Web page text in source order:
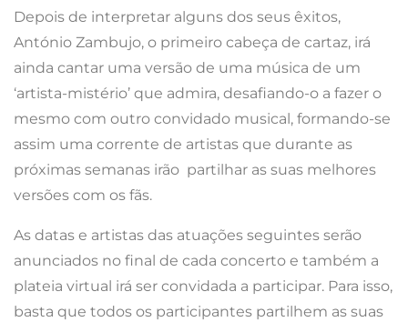
Depois de interpretar alguns dos seus êxitos,
António Zambujo, o primeiro cabeça de cartaz, irá
ainda cantar uma versão de uma música de um
‘artista-mistério’ que admira, desafiando-o a fazer o
mesmo com outro convidado musical, formando-se
assim uma corrente de artistas que durante as
próximas semanas irão partilhar as suas melhores
versões com os fãs.
As datas e artistas das atuações seguintes serão
anunciados no final de cada concerto e também a
plateia virtual irá ser convidada a participar. Para isso,
basta que todos os participantes partilhem as suas